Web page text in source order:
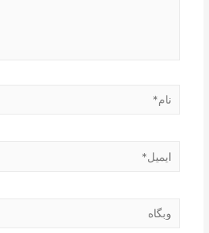
نام*
ایمیل*
وبگاه